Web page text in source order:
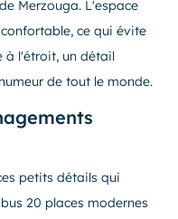
Merzouga. L'espace
ce qui évite
à l'étroit, un détail
de tout le monde.
petits détails qui
20 places modernes